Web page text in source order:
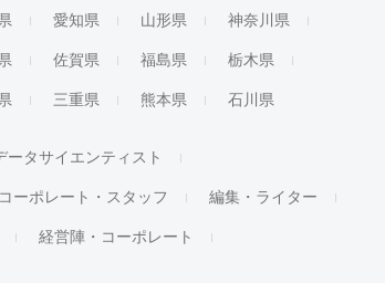
愛知県 山形県 神奈川県
佐賀県 福島県 栃木県
三重県 熊本県 石川県
ータサイエンティスト
コーポレート・スタッフ 編集・ライター
経営陣・コーポレート